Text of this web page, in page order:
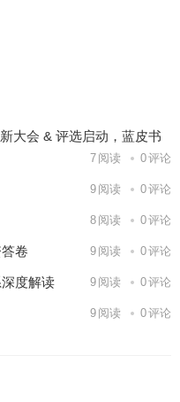
大会 & 评选启动，蓝皮书
7 阅读 0评论
9 阅读 0评论
8 阅读 0评论
卷 9 阅读 0评论
度解读 9 阅读 0评论
9 阅读 0评论